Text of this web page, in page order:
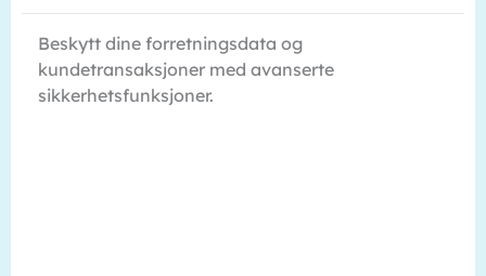
Beskytt dine forretningsdata og
kundetransaksjoner med avanserte
sikkerhetsfunksjoner.